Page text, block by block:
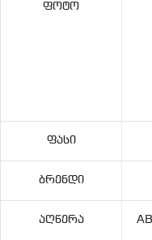
Ფოტო
Ფასი
Ბრენდი
Აღწერა